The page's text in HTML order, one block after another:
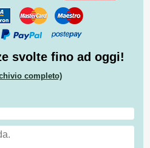
svolte fino ad oggi!
completo)